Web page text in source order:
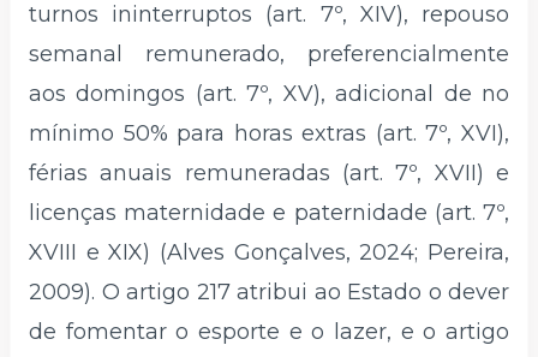
turnos ininterruptos (art. 7º, XIV), repouso
semanal remunerado, preferencialmente
aos domingos (art. 7º, XV), adicional de no
mínimo 50% para horas extras (art. 7º, XVI),
férias anuais remuneradas (art. 7º, XVII) e
licenças maternidade e paternidade (art. 7º,
XVIII e XIX) (Alves Gonçalves, 2024; Pereira,
2009). O artigo 217 atribui ao Estado o dever
de fomentar o esporte e o lazer, e o artigo